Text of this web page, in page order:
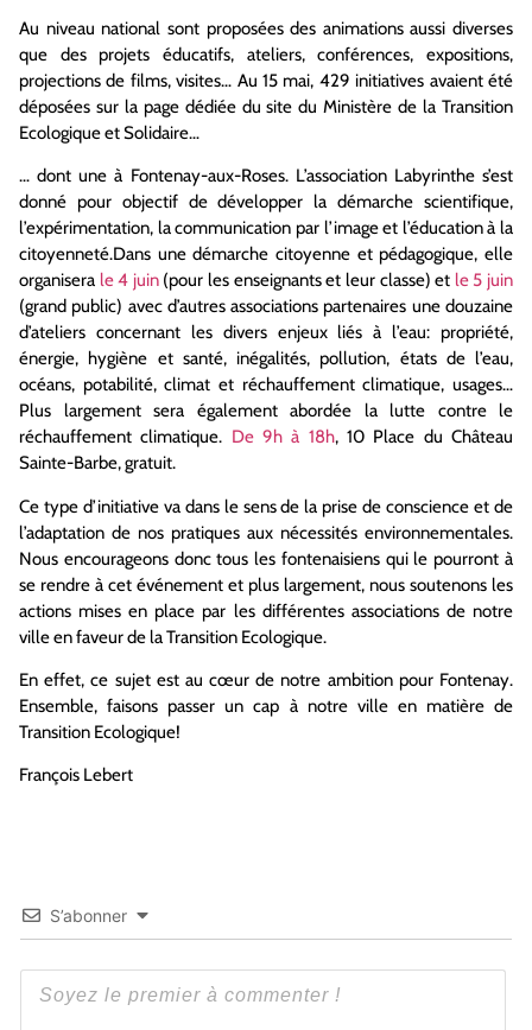
Au niveau national sont proposées des animations aussi diverses
que des projets éducatifs, ateliers, conférences, expositions,
projections de films, visites… Au 15 mai, 429 initiatives avaient été
déposées sur la page dédiée du site du Ministère de la Transition
Ecologique et Solidaire…
… dont une à Fontenay-aux-Roses. L’association Labyrinthe s’est
donné pour objectif de développer la démarche scientifique,
l’expérimentation, la communication par l’image et l’éducation à la
citoyenneté.Dans une démarche citoyenne et pédagogique, elle
organisera le 4 juin(pour les enseignants et leur classe) et le 5 juin
(grand public) avec d’autres associations partenaires une douzaine
d’ateliers concernant les divers enjeux liés à l’eau: propriété,
énergie, hygiène et santé, inégalités, pollution, états de l’eau,
océans, potabilité, climat et réchauffement climatique, usages…
Plus largement sera également abordée la lutte contre le
réchauffement climatique. De 9h à 18h, 10 Place du Château
Sainte-Barbe, gratuit.
Ce type d’initiative va dans le sens de la prise de conscience et de
l’adaptation de nos pratiques aux nécessités environnementales.
Nous encourageons donc tous les fontenaisiens qui le pourront à
se rendre à cet événement et plus largement, nous soutenons les
actions mises en place par les différentes associations de notre
ville en faveur de la Transition Ecologique.
En effet, ce sujet est au cœur de notre ambition pour Fontenay.
Ensemble, faisons passer un cap à notre ville en matière de
Transition Ecologique!
François Lebert
S’abonner